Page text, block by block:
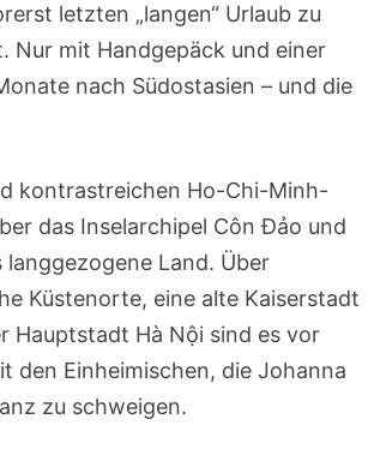
letzten „langen“ Urlaub zu
Nur mit Handgepäck und einer
nach Südostasien – und die
kontrastreichen Ho-Chi-Minh-
das Inselarchipel Côn Đảo und
Land. Über
Küstenorte, eine alte Kaiserstadt
Hauptstadt Hà Nội sind es vor
den Einheimischen, die Johanna
zu schweigen.